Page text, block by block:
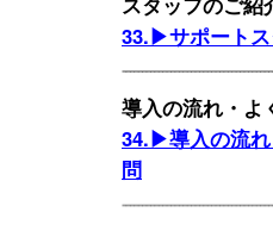
33.▶サポート
導入の流れ・よ
34.▶導入の流
問